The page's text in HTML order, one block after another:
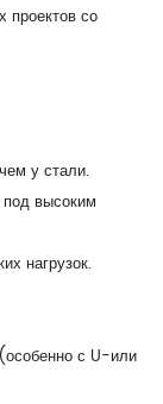
проектов со
у стали.
высоким
нагрузок.
с U-или